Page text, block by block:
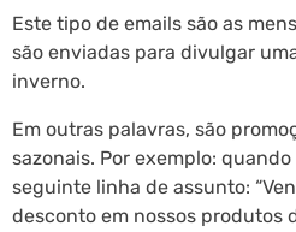
Este tipo de emails são as
são enviadas para divulgar
inverno.
Em outras palavras, são
sazonais. Por exemplo:
seguinte linha de assunto:
desconto em nossos produtos